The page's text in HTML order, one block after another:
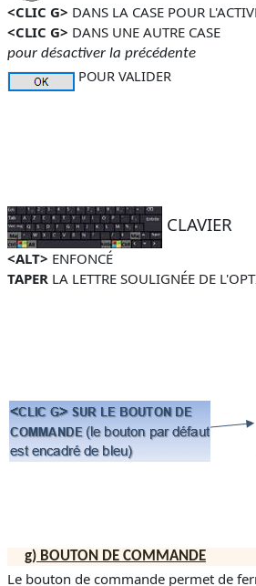
<CLIC G> DANS LA CASE POUR
<CLIC G> DANS UNE AUTRE CASE
pour désactiver la précédente
POUR VALIDER
CLAVIER
<ALT> ENFONCÉ
TAPER LA LETTRE SOULIGNÉE DE
g) BOUTON DE COMMANDE
Le bouton de commande permet de